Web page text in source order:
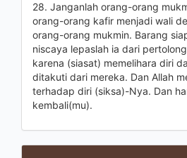
28. Janganlah orang-orang
orang-orang kafir menjadi wali
orang-orang mukmin. Barang
niscaya lepaslah ia dari
karena (siasat) memelihara diri
ditakuti dari mereka. Dan Allah
terhadap diri (siksa)-Nya. Dan
kembali(mu).